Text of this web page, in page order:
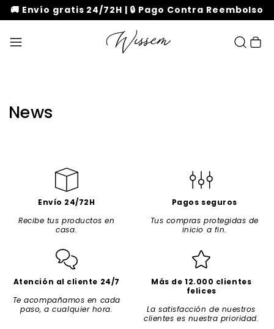
🚚 Envío gratis 24/72H | 🔒 Pago Contra Reembolso
Carrito
News
Envío 24/72H
Recibe tus productos en
casa.
Pagos seguros
Tus compras protegidas de
inicio a fin.
Atención al cliente 24/7
Te acompañamos en cada
paso, a cualquier hora.
Más de 12.000 clientes
felices
La satisfacción de nuestros
clientes es nuestra prioridad.